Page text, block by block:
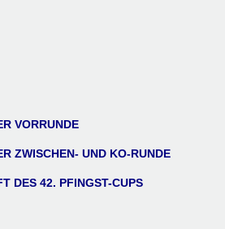
VORRUNDE
ZWISCHEN- UND KO-RUNDE
DES 42. PFINGST-CUPS